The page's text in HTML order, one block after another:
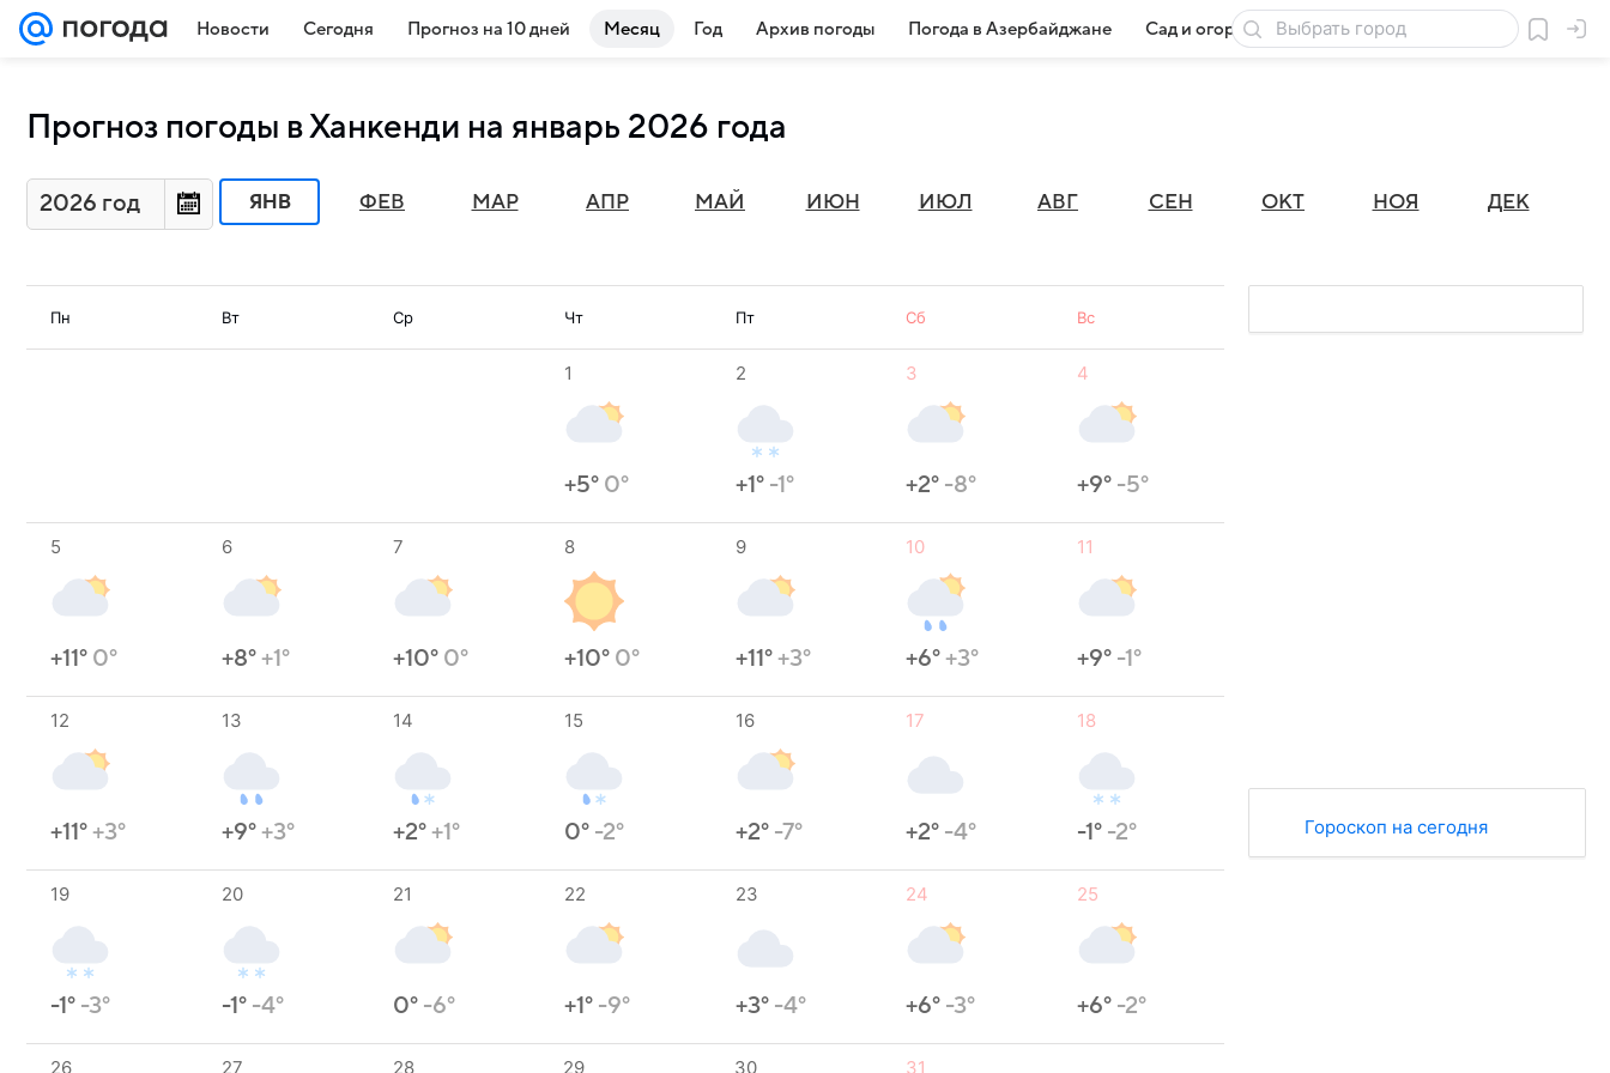
Новости Сегодня Прогноз на 10 дней Месяц Год Архив погоды Погода в Азербайджане Сад и огород Товары для дачи
Прогноз погоды в Ханкенди на январь 2026 года
2026 год ЯНВ ФЕВ МАР АПР МАЙ ИЮН ИЮЛ АВГ СЕН ОКТ НОЯ ДЕК
Пн Вт Ср Чт Пт Сб Вс
1
+5° 0°
2
+1° -1°
3
+2° -8°
4
+9° -5°
5
+11° 0°
6
+8°+1°
7
+10° 0°
8
+10° 0°
9
+11°+3°
10
+6°+3°
11
+9° -1°
12
+11°+3°
13
+9°+3°
14
+2°+1°
15
0° -2°
16
+2° -7°
17
+2° -4°
18
-1° -2°
19
-1° -3°
20
-1° -4°
21
0° -6°
22
+1° -9°
23
+3° -4°
24
+6° -3°
25
+6° -2°
26 27 28 29 30 31
Гороскоп на сегодня